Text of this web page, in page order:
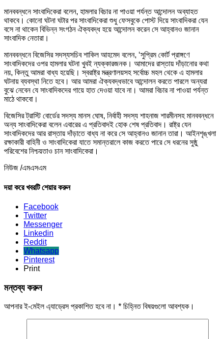
মানববন্ধনে সাংবাদিকেরা বলেন, হামলার বিচার না পাওয়া পর্যন্ত আন্দোলন অব্যাহত
থাকবে। কোনো ঘটনা ঘটার পর সাংবাদিকেরা শুধু ফেসবুকে পোস্ট দিয়ে সাংবাদিকরা যেন
বসে না থাকেন বিভিন্ন সংগঠন ঐক্যবদ্ধ হয়ে আন্দোলন করেন সে আহ্বানও জানান
সাংবাদিক নেতারা।
মানববন্ধনে বিজেসির সদস্যসচিব শাকিল আহমেদ বলেন, ‘সুপ্রিম কোর্ট প্রাঙ্গণে
সাংবাদিকদের ওপর হামলার ঘটনা খুবই ন্যক্কারজনক। আমাদের রাস্তায় দাঁড়ানোর কথা
নয়, কিন্তু আমরা বাধ্য হয়েছি। স্বরাষ্ট্র মন্ত্রণালয়সহ সর্বোচ্চ মহল থেকে এ হামলার
ঘটনায় ব্যবস্থা নিতে হবে। আর আমরা ঐক্যবদ্ধভাবে আন্দোলন করতে পারলে অন্যরা
বুঝে নেবেন যে সাংবাদিকদের গায়ে হাত দেওয়া যাবে না। আমরা বিচার না পাওয়া পর্যন্ত
মাঠে থাকবো।
বিজেসির ট্রাস্টি বোর্ডের সদস্য মানস ঘোষ, নির্বাহী সদস্য শাহনাজ শারমীনসহ মানববন্ধনে
অন্য সাংবাদিকেরা বলেন এবারের এ প্রতিবাদই হোক শেষ প্রতিবাদ। রাষ্ট্র যেন
সাংবাদিকদের আর রাস্তায় দাঁড়াতে বাধ্য না করে সে আহ্বানও জানান তারা। আইনশৃঙ্খলা
রক্ষাকারী বাহিনী ও সাংবাদিকেরা যাতে সমান্তরালে কাজ করতে পারে সে ধরনের সুষ্ঠু
পরিবেশের নিশ্চয়তাও চান সাংবাদিকেরা।
নিউজ /এমএসএম
দয়া করে খবরটি শেয়ার করুন
Facebook
Twitter
Messenger
Linkedin
Reddit
Whatsapp
Pinterest
Print
মন্তব্য করুন
আপনার ই-মেইল এ্যাড্রেস প্রকাশিত হবে না। * চিহ্নিত বিষয়গুলো আবশ্যক।